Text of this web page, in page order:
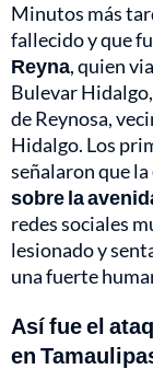
Minutos más
fallecido y que
Reyna, quien
Bulevar
de Reynosa,
Hidalgo. Los
señalaron que la
sobre la
redes sociales
lesionado y
una fuerte
Así fue el
en